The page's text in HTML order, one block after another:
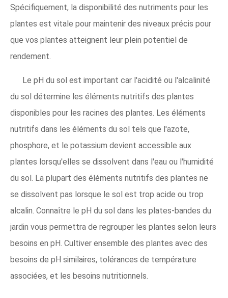
Spécifiquement, la disponibilité des nutriments pour les
plantes est vitale pour maintenir des niveaux précis pour
que vos plantes atteignent leur plein potentiel de
rendement.
Le pH du sol est important car l'acidité ou l'alcalinité
du sol détermine les éléments nutritifs des plantes
disponibles pour les racines des plantes. Les éléments
nutritifs dans les éléments du sol tels que l'azote,
phosphore, et le potassium devient accessible aux
plantes lorsqu'elles se dissolvent dans l'eau ou l'humidité
du sol. La plupart des éléments nutritifs des plantes ne
se dissolvent pas lorsque le sol est trop acide ou trop
alcalin. Connaître le pH du sol dans les plates-bandes du
jardin vous permettra de regrouper les plantes selon leurs
besoins en pH. Cultiver ensemble des plantes avec des
besoins de pH similaires, tolérances de température
associées, et les besoins nutritionnels.